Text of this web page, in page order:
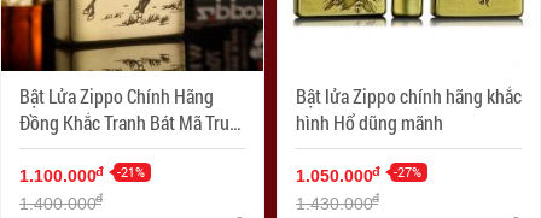
Bật Lửa Zippo Chính Hãng
Đồng Khắc Tranh Bát Mã Truy
Phong
1.100.000đ -21%
1.400.000đ
Bật lửa Zippo chính hãng khắc
hình Hổ dũng mãnh
1.050.000đ -27%
1.430.000đ